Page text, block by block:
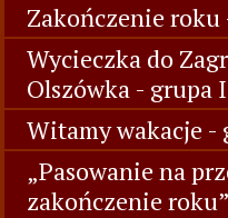
Zakończenie
Wycieczka do
Olszówka - grupa
Witamy wakacje -
„Pasowanie na
zakończenie